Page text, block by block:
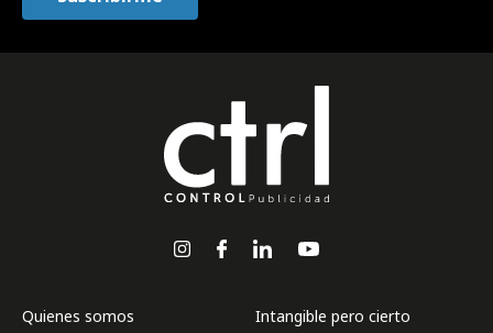
Quienes somos
Intangible pero cierto